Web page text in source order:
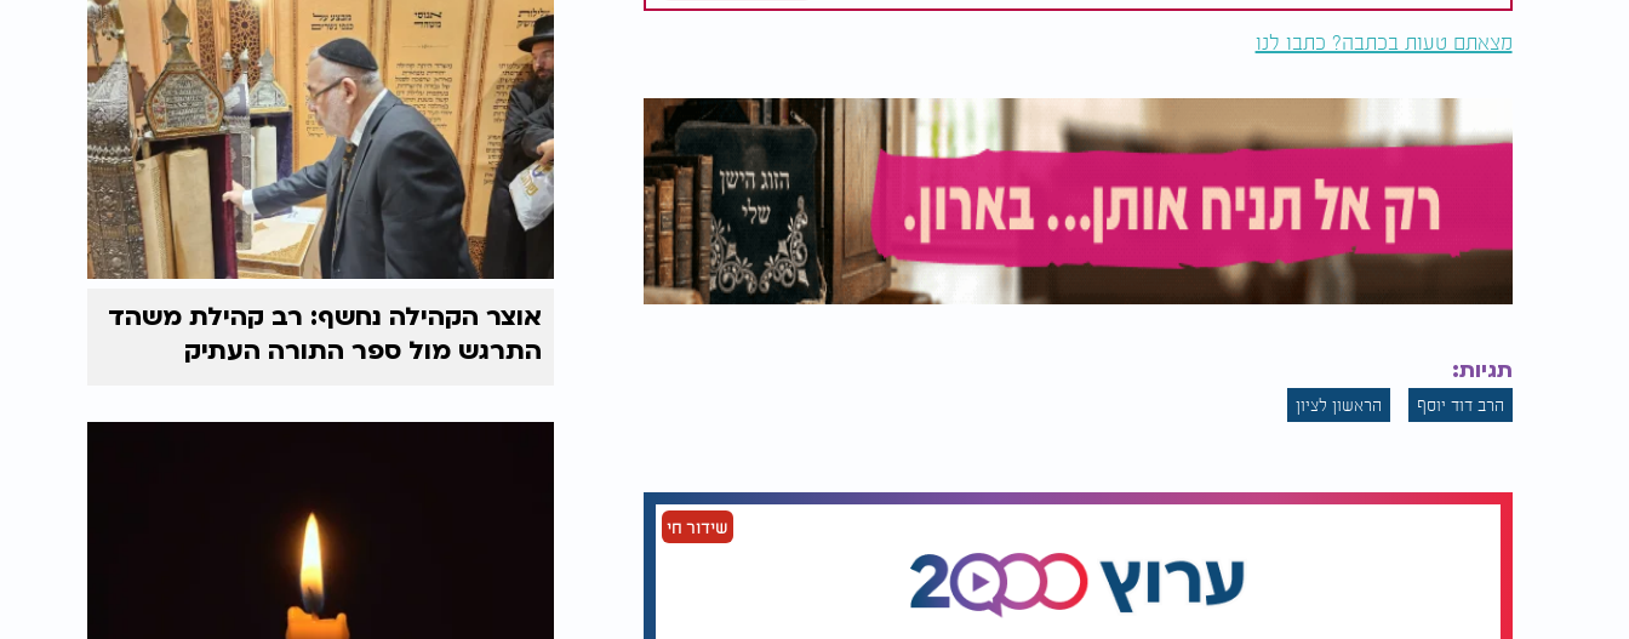
מצאתם טעות בכתבה? כתבו לנו
תגיות:
הרב דוד יוסף הראשון לציון
שידור חי
אוצר הקהילה נחשף: רב קהילת משהד
התרגש מול ספר התורה העתיק